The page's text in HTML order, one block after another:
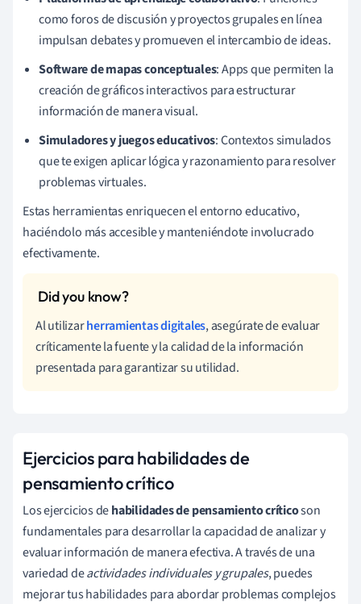
como foros de discusión y proyectos grupales en línea
impulsan debates y promueven el intercambio de ideas.
Software de mapas conceptuales: Apps que permiten la
creación de gráficos interactivos para estructurar
información de manera visual.
Simuladores y juegos educativos: Contextos simulados
que te exigen aplicar lógica y razonamiento para resolver
problemas virtuales.
Estas herramientas enriquecen el entorno educativo,
haciéndolo más accesible y manteniéndote involucrado
efectivamente.
Al utilizarherramientas digitales, asegúrate de evaluar
críticamente la fuente y la calidad de la información
presentada para garantizar su utilidad.
Ejercicios para habilidades de
pensamiento crítico
Los ejercicios dehabilidades de pensamiento críticoson
fundamentales para desarrollar la capacidad de analizar y
evaluar información de manera efectiva. A través de una
variedad deactividades individuales y grupales, puedes
mejorar tus habilidades para abordar problemas complejos